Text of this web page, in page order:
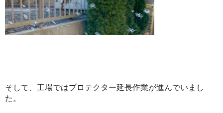
そして、工場ではプロテクター延長作業が進んでいまし
た。